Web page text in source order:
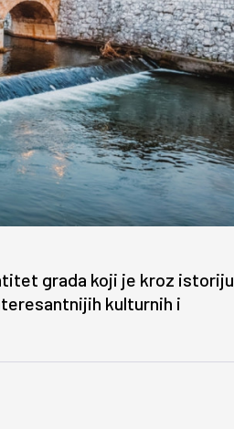
grada koji je kroz istoriju
kulturnih i